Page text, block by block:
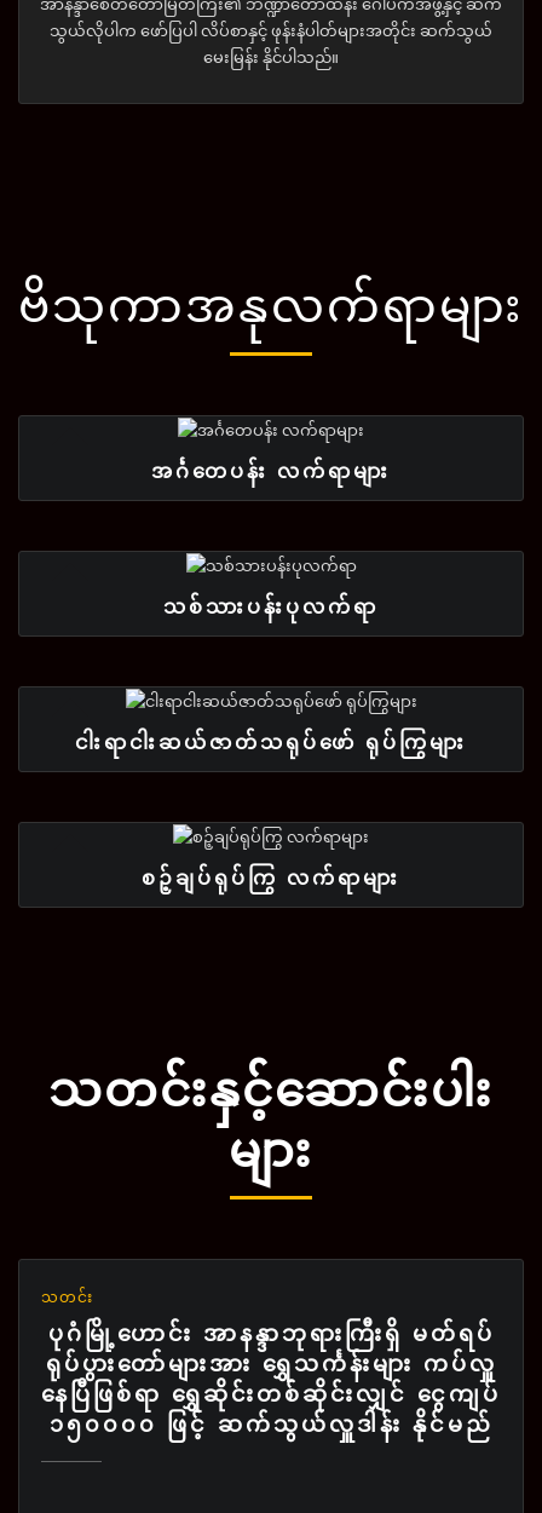
အာနန္ဒာစေတီတော်မြတ်ကြီး၏ ဘဏ္ဍာတော်ထိန်း ဂေါပကအဖွဲ့နှင့် ဆက်
သွယ်လိုပါက ဖော်ပြပါ လိပ်စာနှင့် ဖုန်းနံပါတ်များအတိုင်း ဆက်သွယ်
မေးမြန်း နိုင်ပါသည်။
ဗိသုကာအနုလက်ရာများ
အင်္ဂတေပန်း လက်ရာများ
သစ်သားပန်းပုလက်ရာ
ငါးရာငါးဆယ်ဇာတ်သရုပ်ဖော် ရုပ်ကြွများ
စဉ့်ချပ်ရုပ်ကြွ လက်ရာများ
သတင်းနှင့်ဆောင်းပါး
များ
သတင်း
ပုဂံမြို့ဟောင်း အာနန္ဒာဘုရားကြီးရှိ မတ်ရပ်
ရုပ်ပွားတော်များအား ရွှေသင်္ကန်းများ ကပ်လှူ
နေပြီဖြစ်ရာ ရွှေဆိုင်းတစ်ဆိုင်းလျှင် ငွေကျပ်
၁၅၀၀၀၀ ဖြင့် ဆက်သွယ်လှူဒါန်း နိုင်မည်